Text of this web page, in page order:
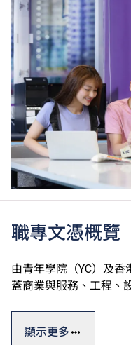
職專文憑概覽
由青年學院（YC）及
蓋商業與服務、工程、
顯示更多